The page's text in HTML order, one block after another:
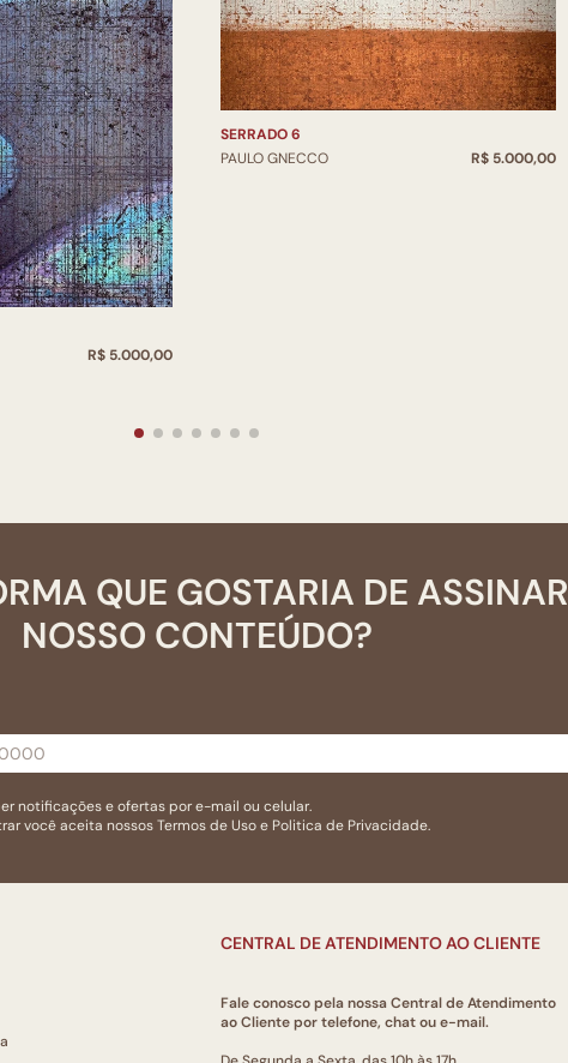
R$ 5.000,00
SERRADO 6
PAULO GNECCO
R$ 5.000,00
QUE GOSTARIA DE ASSINAR
NOSSO CONTEÚDO?
notificações e ofertas por e-mail ou celular.
você aceita nossosTermos de Usoe Politica de Privacidade.
CENTRAL DE ATENDIMENTO AO CLIENTE
Fale conosco pela nossa Central de Atendimento
ao Cliente por telefone, chat ou e-mail.